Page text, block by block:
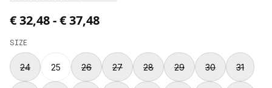
Price from € 32,48 to € 37,48.
€ 32,48-€ 37,48
SIZE
24 25 26 27 28 29 30 31